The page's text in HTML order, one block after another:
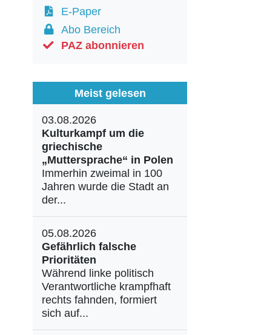
E-Paper
Abo Bereich
PAZ abonnieren
Meist gelesen
03.08.2026
Kulturkampf um die
griechische
„Muttersprache“ in Polen
Immerhin zweimal in 100
Jahren wurde die Stadt an
der...
05.08.2026
Gefährlich falsche
Prioritäten
Während linke politisch
Verantwortliche krampfhaft
rechts fahnden, formiert
sich auf...